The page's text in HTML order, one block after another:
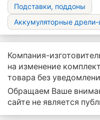
Подставки, поддоны
Аккумуляторные
Компания-
на изменение
товара без
Обращаем Ваше
сайте не является